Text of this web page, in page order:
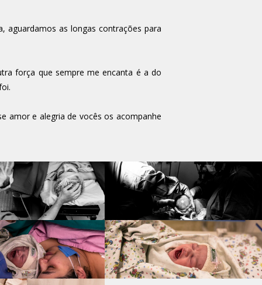
aguardamos as longas contrações para
força que sempre me encanta é a do
amor e alegria de vocês os acompanhe